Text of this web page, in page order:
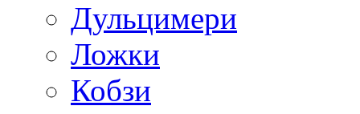
Дульцимери
Ложки
Кобзи